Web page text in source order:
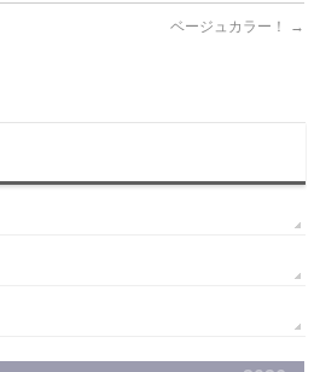
ベージュカラー！ →